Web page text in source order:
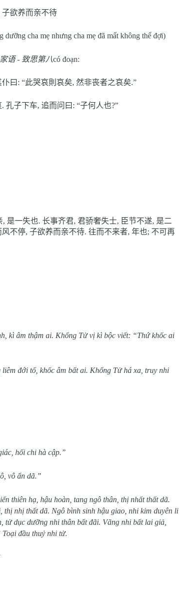
子欲养而亲不待
cha mẹ nhưng cha mẹ đã mất không thể đợi)
语- 致思第八có đoạn:
曰 : “此哭哀則哀矣, 然非丧者之哀矣.”
. 孔子下车, 追而问曰 : “子何人也?”
, 是一失也. 长事齐君, 君骄奢失士, 臣节不遂, 是二
风不停, 子欲养而亲不待. 往而不来者, 年也; 不可再
kì âm thậm ai. Khổng Tử vị kì bộc viết: “Thứ khốc ai
đới tố, khốc âm bất ai. Khổng Tử há xa, truy nhi
hối chi hà cập.”
vô ẩn dã.”
thiên hạ, hậu hoàn, tang ngô thân, thị nhất thất dã.
thị nhị thất dã. Ngô bình sinh hậu giao, nhi kim duyên li
tử dục dưỡng nhi thân bất đãi. Vãng nhi bất lai giả,
đầu thuỷ nhi tử.